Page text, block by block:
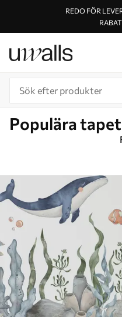
REDO FÖR
Populära